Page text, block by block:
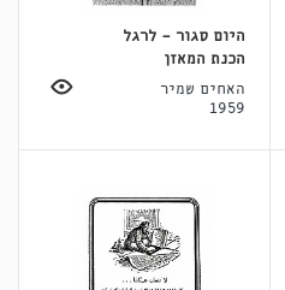
היום סגור - לרגל
הכנת המאזן
האחים שמיר
1959